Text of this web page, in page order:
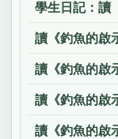
學生日記：讀
讀《釣魚的啟
讀《釣魚的啟
讀《釣魚的啟
讀《釣魚的啟